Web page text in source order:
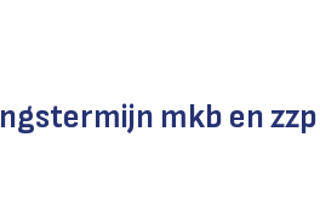
mkb en zzp